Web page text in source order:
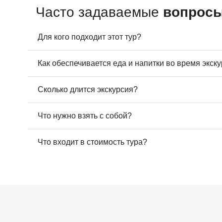
Часто задаваемые
Для кого подходит этот тур?
Как обеспечивается еда и напитки во время
Сколько длится экскурсия?
Что нужно взять с собой?
Что входит в стоимость тура?